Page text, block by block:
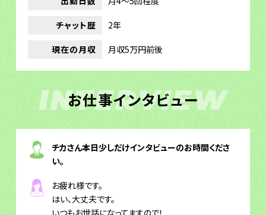
チャット歴 2年
現在の月収 月収5万円前後
お仕事インタビュー
INTERVIEW
チカさん本日少しだけインタビューのお時間くださ
い。
お疲れ様です。
はい、大丈夫です。
いつもお世話になってますので！